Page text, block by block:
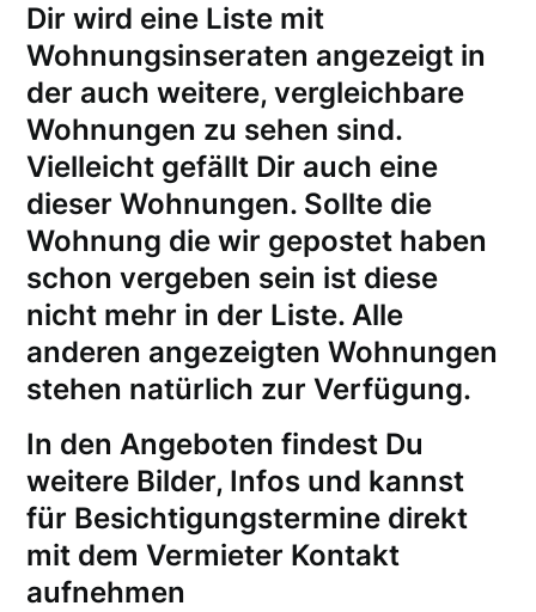
Dir wird eine Liste mit
Wohnungsinseraten angezeigt in
der auch weitere, vergleichbare
Wohnungen zu sehen sind.
Vielleicht gefällt Dir auch eine
dieser Wohnungen. Sollte die
Wohnung die wir gepostet haben
schon vergeben sein ist diese
nicht mehr in der Liste. Alle
anderen angezeigten Wohnungen
stehen natürlich zur Verfügung.
In den Angeboten findest Du
weitere Bilder, Infos und kannst
für Besichtigungstermine direkt
mit dem Vermieter Kontakt
aufnehmen